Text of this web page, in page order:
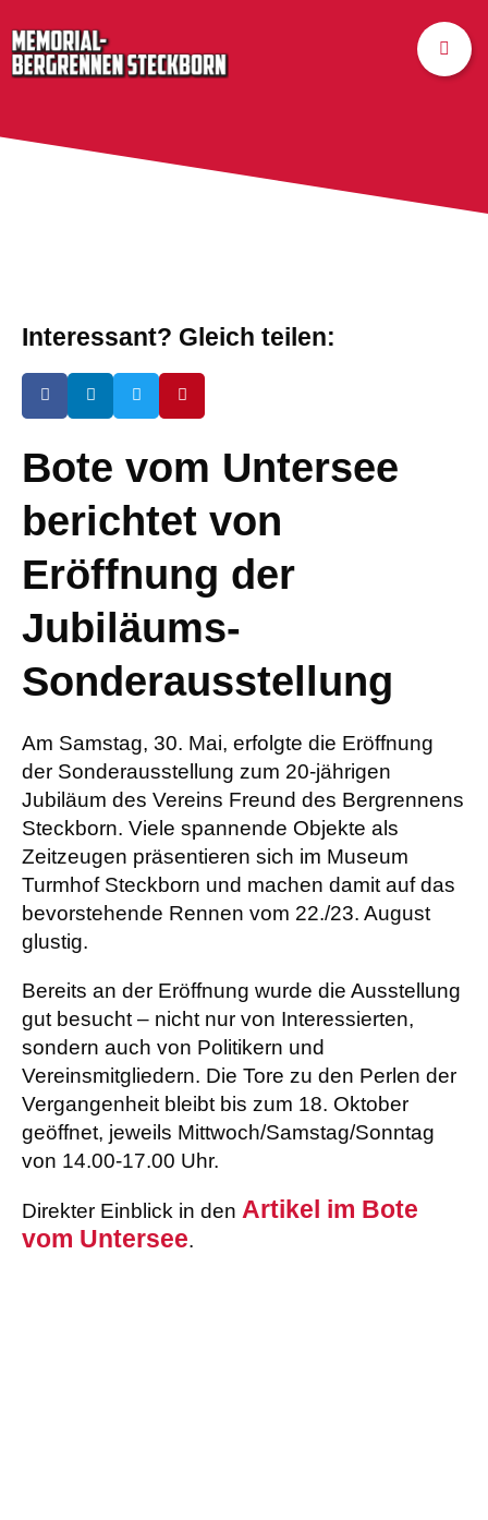
Bote vom Untersee
berichtet von
Eröffnung der
Jubiläums-
Sonderausstellung
Am Samstag, 30. Mai, erfolgte die Eröffnung
der Sonderausstellung zum 20-jährigen
Jubiläum des Vereins Freund des Bergrennens
Steckborn. Viele spannende Objekte als
Zeitzeugen präsentieren sich im Museum
Turmhof Steckborn und machen damit auf das
bevorstehende Rennen vom 22./23. August
glustig.
Bereits an der Eröffnung wurde die Ausstellung
gut besucht – nicht nur von Interessierten,
sondern auch von Politikern und
Vereinsmitgliedern. Die Tore zu den Perlen der
Vergangenheit bleibt bis zum 18. Oktober
geöffnet, jeweils Mittwoch/Samstag/Sonntag
von 14.00-17.00 Uhr.
Direkter Einblick in den Artikel im Bote
vom Untersee.
Interessant? Gleich teilen: